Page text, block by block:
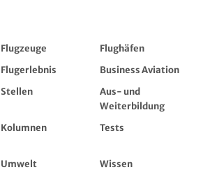
Flugzeuge
Flughäfen
Flugerlebnis
Business Aviation
Stellen
Aus- und
Weiterbildung
Kolumnen Tests
Umwelt
Wissen